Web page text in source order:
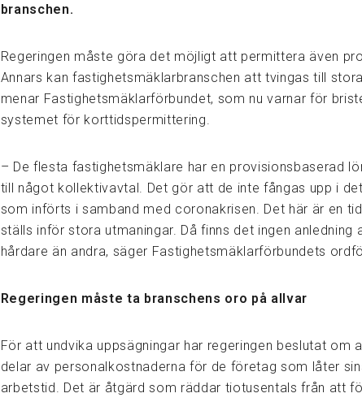
branschen.
Regeringen måste göra det möjligt att permittera även
Annars kan fastighetsmäklarbranschen att tvingas till
menar Fastighetsmäklarförbundet, som nu varnar för
systemet för korttidspermittering.
– De flesta fastighetsmäklare har en provisionsbaserad
till något kollektivavtal. Det gör att de inte fångas upp i
som införts i samband med coronakrisen. Det här är en
ställs inför stora utmaningar. Då finns det ingen anledning
hårdare än andra, säger Fastighetsmäklarförbundets
Regeringen måste ta branschens oro på allvar
För att undvika uppsägningar har regeringen beslutat om
delar av personalkostnaderna för de företag som låter
arbetstid. Det är åtgärd som räddar tiotusentals från att